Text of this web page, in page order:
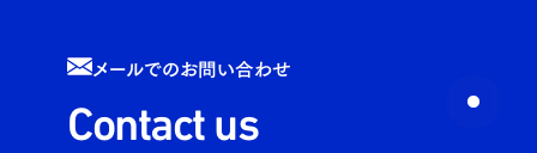
メールでのお問い合わせ
Contact us